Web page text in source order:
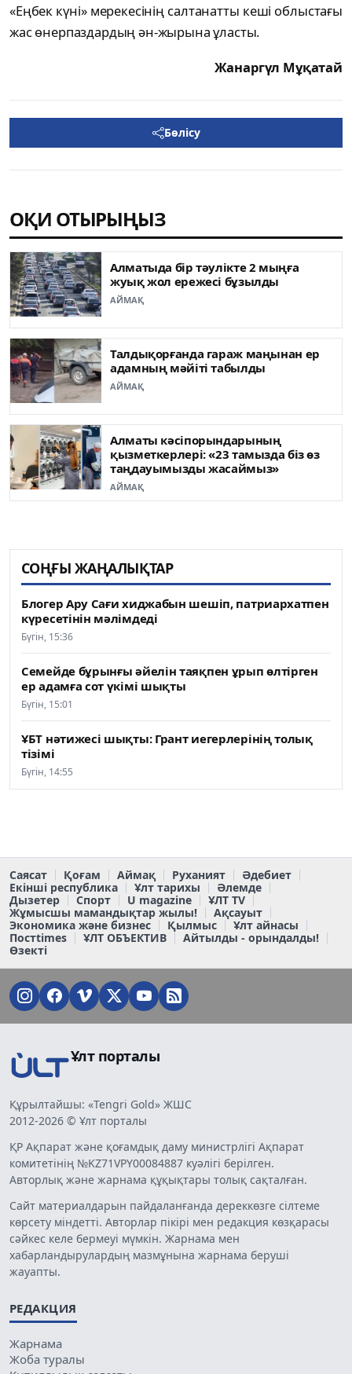
«Еңбек күні» мерекесінің салтанатты кеші облыстағы
жас өнерпаздардың ән-жырына ұласты.
Жанаргүл Мұқатай
Бөлісу
ОҚИ ОТЫРЫҢЫЗ
Алматыда бір тәулікте 2 мыңға
жуық жол ережесі бұзылды
АЙМАҚ
Талдықорғанда гараж маңынан ер
адамның мәйіті табылды
АЙМАҚ
Алматы кәсіпорындарының
қызметкерлері: «23 тамызда біз өз
таңдауымызды жасаймыз»
АЙМАҚ
СОҢҒЫ ЖАҢАЛЫҚТАР
Блогер Ару Сағи хиджабын шешіп, патриархатпен
күресетінін мәлімдеді
Бүгін, 15:36
Семейде бұрынғы әйелін таяқпен ұрып өлтірген
ер адамға сот үкімі шықты
Бүгін, 15:01
ҰБТ нәтижесі шықты: Грант иегерлерінің толық
тізімі
Бүгін, 14:55
Саясат Қоғам Аймақ Руханият
Әдебиет
Екінші республика
Ұлт тарихы
Әлемде
Дызетер
Спорт U magazine
ҰЛТ TV
Жұмысшы мамандықтар жылы!
Ақсауыт
Экономика және бизнес
Қылмыс
Ұлт айнасы
Постtimes
ҰЛТ ОБЪЕКТИВ
Айтылды - орындалды!
Өзекті
Ұлт порталы
Құрылтайшы: «Tengri Gold» ЖШС
2012-2026 © Ұлт порталы
ҚР Ақпарат және қоғамдық даму министрлігі Ақпарат
комитетінің №KZ71VPY00084887 куәлігі берілген.
Авторлық және жарнама құқықтары толық сақталған.
Сайт материалдарын пайдаланғанда дереккөзге сілтеме
көрсету міндетті. Авторлар пікірі мен редакция көзқарасы
сәйкес келе бермеуі мүмкін. Жарнама мен
хабарландырулардың мазмұнына жарнама беруші
жауапты.
РЕДАКЦИЯ
Жарнама
Жоба туралы